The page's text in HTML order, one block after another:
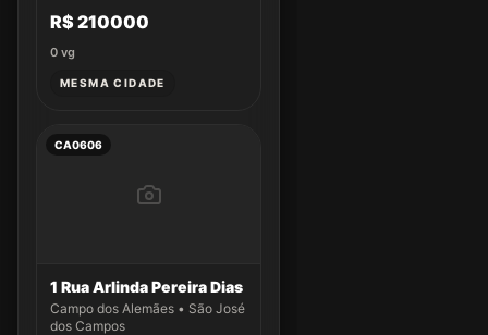
R$ 210000
0 vg
MESMA CIDADE
CA0606
1 Rua Arlinda Pereira Dias
Campo dos Alemães • São José
dos Campos